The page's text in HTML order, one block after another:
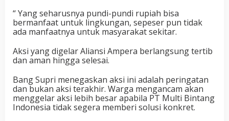
“ Yang seharusnya pundi-pundi rupiah bisa
bermanfaat untuk lingkungan, sepeser pun tidak
ada manfaatnya untuk masyarakat sekitar.
Aksi yang digelar Aliansi Ampera berlangsung tertib
dan aman hingga selesai.
Bang Supri menegaskan aksi ini adalah peringatan
dan bukan aksi terakhir. Warga mengancam akan
menggelar aksi lebih besar apabila PT Multi Bintang
Indonesia tidak segera memberi solusi konkret.